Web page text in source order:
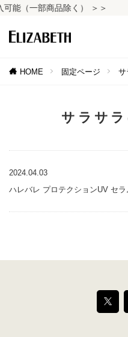
能（一部商品除く） ＞＞
HOME 固定ページ サ
サラサ
2024.04.03
ハレバレ プロテクションUV セ